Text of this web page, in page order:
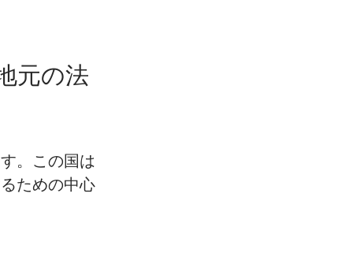
元の法
。この国は
ための中心